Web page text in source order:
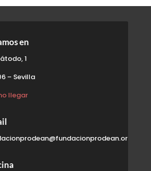
en
1
– Sevilla
llegar